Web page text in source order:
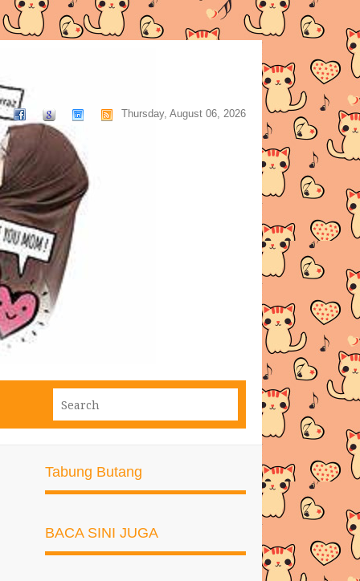
Thursday, August 06, 2026
Tabung Butang
BACA SINI JUGA